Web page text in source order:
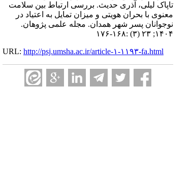
تاپاک لیلی، آذری حدیث. بررسی ارتباط بین سلامت
معنوی با بحران هویتی و میزان تمایل به اعتیاد در
نوجوانان پسر شهر همدان. مجله علمی پژوهان.
۱۴۰۴; ۲۳ (۳) :۱۶۸-۱۷۶
URL: http://psj.umsha.ac.ir/article-۱-۱۱۹۳-fa.html